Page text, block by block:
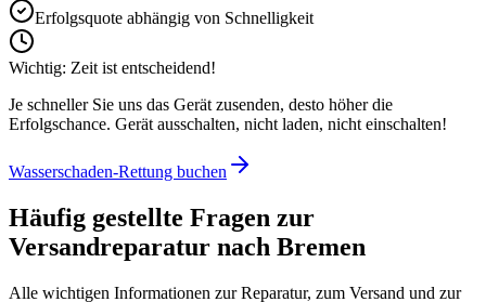
Erfolgsquote abhängig von Schnelligkeit
Wichtig: Zeit ist entscheidend!
Je schneller Sie uns das Gerät zusenden, desto höher die
Erfolgschance. Gerät ausschalten, nicht laden, nicht einschalten!
Wasserschaden-Rettung buchen
Häufig gestellte Fragen zur
Versandreparatur nach Bremen
Alle wichtigen Informationen zur Reparatur, zum Versand und zur